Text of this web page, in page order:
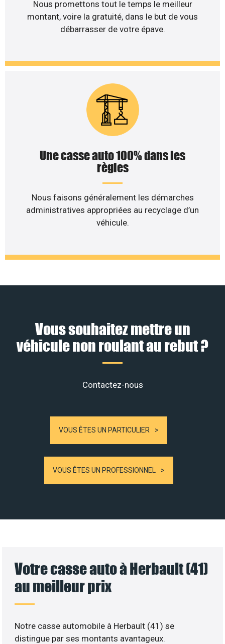
Nous promettons tout le temps le meilleur
montant, voire la gratuité, dans le but de vous
débarrasser de votre épave.
Une casse auto 100% dans les
règles
Nous faisons généralement les démarches
administratives appropriées au recyclage d’un
véhicule.
Vous souhaitez mettre un
véhicule non roulant au rebut ?
Contactez-nous
VOUS ÊTES UN PARTICULIER
VOUS ÊTES UN PROFESSIONNEL
Votre casse auto à Herbault (41)
au meilleur prix
Notre casse automobile à Herbault (41) se
distingue par ses montants avantageux.